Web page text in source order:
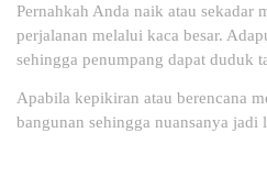
Pernahkah Anda naik atau sekadar
perjalanan melalui kaca besar.
sehingga penumpang dapat duduk
Apabila kepikiran atau berencana
bangunan sehingga nuansanya